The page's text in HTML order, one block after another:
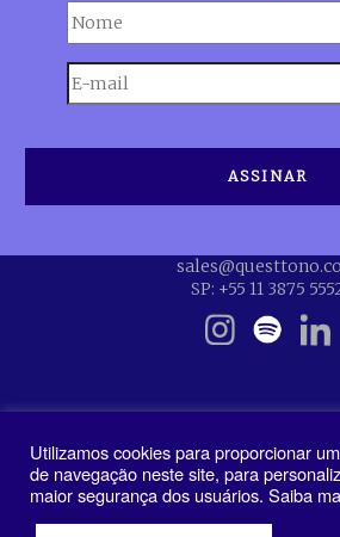
SP: +55 11 3875
Política de
Utilizamos cookies para proporcionar
de navegação neste site, para
maior segurança dos usuários. Saiba